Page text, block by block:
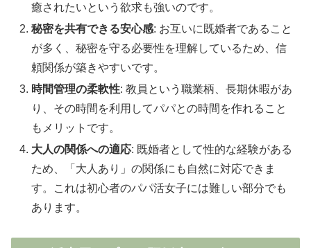
癒されたいという欲求も強いのです。
秘密を共有できる安心感: お互いに既婚者であること
が多く、秘密を守る必要性を理解しているため、信
頼関係が築きやすいです。
時間管理の柔軟性: 教員という職業柄、長期休暇があ
り、その時間を利用してパパとの時間を作れること
もメリットです。
大人の関係への適応: 既婚者として性的な経験がある
ため、「大人あり」の関係にも自然に対応できま
す。これは初心者のパパ活女子には難しい部分でも
あります。